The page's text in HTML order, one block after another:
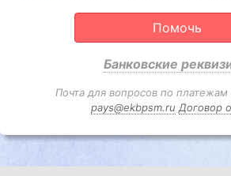
Помочь
Банковские
Почта для вопросов по
pays@ekbpsm.ru Договор